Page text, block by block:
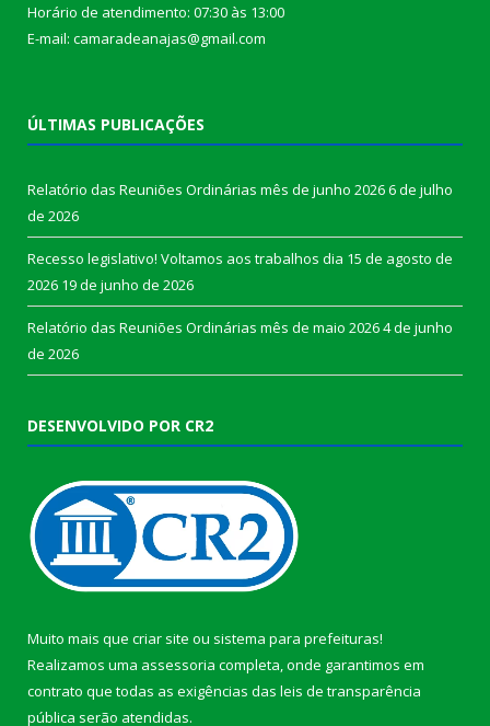
Horário de atendimento: 07:30 às 13:00
E-mail: camaradeanajas@gmail.com
ÚLTIMAS PUBLICAÇÕES
Relatório das Reuniões Ordinárias mês de junho 20266 de julho
de 2026
Recesso legislativo! Voltamos aos trabalhos dia 15 de agosto de
2026 19 de junho de 2026
Relatório das Reuniões Ordinárias mês de maio 20264 de junho
de 2026
DESENVOLVIDO POR CR2
Muito mais que criar site ou sistema para prefeituras!
Realizamos uma assessoria completa, onde garantimos em
contrato que todas as exigências das leis de transparência
pública serão atendidas.